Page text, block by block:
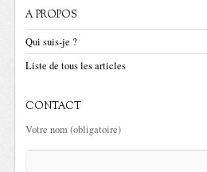
A PROPOS
Qui suis-je ?
Liste de tous les articles
CONTACT
Votre nom (obligatoire)